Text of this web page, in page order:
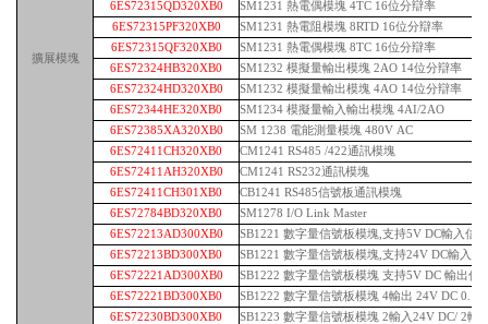
擴展模塊
6ES72315QD320XB0
SM1231 熱電偶模塊 4TC 16位分辯率
6ES72315PF320XB0
SM1231 熱電阻模塊 8RTD 16位分辯率
6ES72315QF320XB0
SM1231 熱電偶模塊 8TC 16位分辯率
6ES72324HB320XB0
SM1232 模擬量輸出模塊 2AO 14位分辯率
6ES72324HD320XB0
SM1232 模擬量輸出模塊 4AO 14位分辯率
6ES72344HE320XB0
SM1234 模擬量輸入輸出模塊 4AI/2AO
6ES72385XA320XB0
SM 1238 電能測量模塊 480V AC
6ES72411CH320XB0
CM1241 RS485 /422通訊模塊
6ES72411AH320XB0
CM1241 RS232通訊模塊
6ES72411CH301XB0
CB1241 RS485信號板通訊模塊
6ES72784BD320XB0
SM1278 I/O Link Master
6ES72213AD300XB0
SB1221 數字量信號板模塊,支持5V DC輸入信
6ES72213BD300XB0
SB1221 數字量信號板模塊,支持24V DC輸入
6ES72221AD300XB0
SB1222 數字量信號板模塊 支持5V DC 輸出信
6ES72221BD300XB0
SB1222 數字量信號板模塊 4輸出 24V DC
6ES72230BD300XB0
SB1223 數字量信號板模塊 2輸入24V DC/ 2輸